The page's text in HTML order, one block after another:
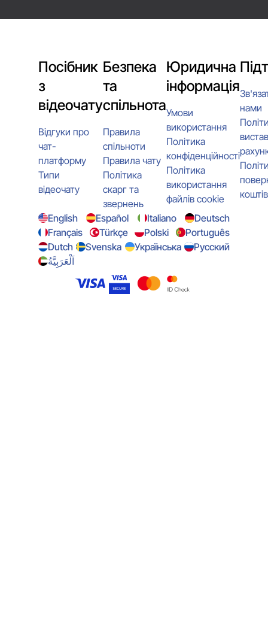
Посібник
з
відеочату
Відгуки про
чат-
платформу
Типи
відеочату
Безпека
та
спільнота
Правила
спільноти
Правила чату
Політика
скарг та
звернень
Юридична
інформація
Умови
використання
Політика
конфіденційності
Політика
використання
файлів cookie
нами
коштів
English
Español Italiano
Deutsch
Français
Türkçe Polski
Português
Dutch
Svenska Українська
Русский
اَلْعَرَبِيَّةُ